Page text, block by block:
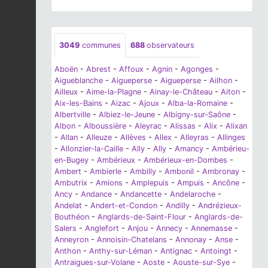
3049 communes 688 observateurs
Aboën - Abrest - Affoux - Agnin - Agonges -
Aigueblanche - Aigueperse - Aigueperse - Ailhon -
Ailleux - Aime-la-Plagne - Ainay-le-Château - Aiton -
Aix-les-Bains - Aizac - Ajoux - Alba-la-Romaine -
Albertville - Albiez-le-Jeune - Albigny-sur-Saône -
Albon - Alboussière - Aleyrac - Alissas - Alix - Alixan
- Allan - Alleuze - Allèves - Allex - Alleyras - Allinges
- Allonzier-la-Caille - Ally - Ally - Amancy - Ambérieu-
en-Bugey - Ambérieux - Ambérieux-en-Dombes -
Ambert - Ambierle - Ambilly - Ambonil - Ambronay -
Ambutrix - Amions - Amplepuis - Ampuis - Ancône -
Ancy - Andance - Andancette - Andelaroche -
Andelat - Andert-et-Condon - Andilly - Andrézieux-
Bouthéon - Anglards-de-Saint-Flour - Anglards-de-
Salers - Anglefort - Anjou - Annecy - Annemasse -
Anneyron - Annoisin-Chatelans - Annonay - Anse -
Anthon - Anthy-sur-Léman - Antignac - Antoingt -
Antraigues-sur-Volane - Aoste - Aouste-sur-Sye -